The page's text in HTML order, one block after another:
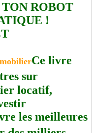
ROBOT
!
Ce livre
sur
locatif,
les meilleures